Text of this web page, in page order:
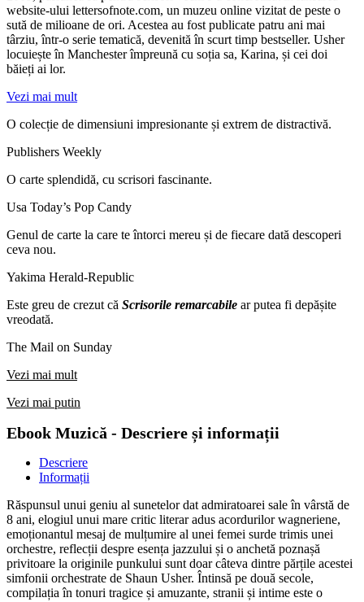
website‑ului lettersofnote.com, un muzeu online vizitat de peste o
sută de milioane de ori. Acestea au fost publicate patru ani mai
târziu, într‑o serie tematică, devenită în scurt timp bestseller. Usher
locuiește în Manchester împreună cu soția sa, Karina, și cei doi
băieți ai lor.
Vezi mai mult
O colecție de dimensiuni impresionante și extrem de distractivă.
Publishers Weekly
O carte splendidă, cu scrisori fascinante.
Usa Today’s Pop Candy
Genul de carte la care te întorci mereu și de fiecare dată descoperi
ceva nou.
Yakima Herald-Republic
Este greu de crezut că Scrisorile remarcabile ar putea fi depășite
vreodată.
The Mail on Sunday
Vezi mai mult
Vezi mai putin
Ebook Muzică - Descriere și informații
Descriere
Informații
Răspunsul unui geniu al sunetelor dat admiratoarei sale în vârstă de
8 ani, elogiul unui mare critic literar adus acordurilor wagneriene,
emoționantul mesaj de mulțumire al unei femei surde trimis unei
orchestre, reflecții despre esența jazzului și o anchetă poznașă
privitoare la originile punkului sunt doar câteva dintre părțile acestei
simfonii orchestrate de Shaun Usher. Întinsă pe două secole,
compilația în tonuri tragice și amuzante, stranii și intime este o